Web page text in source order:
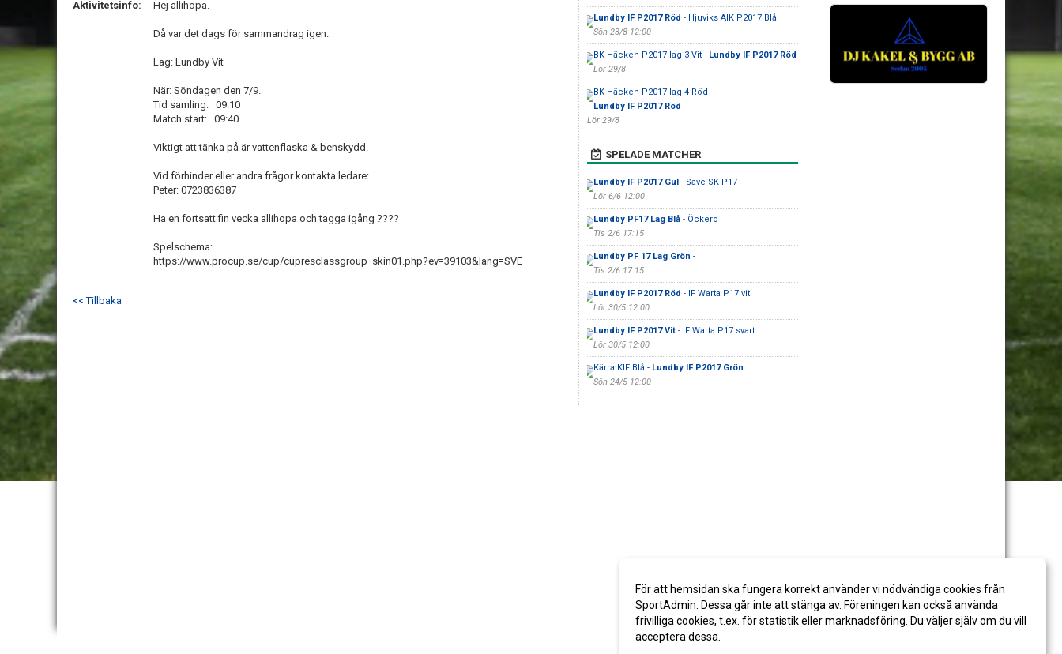
Aktivitetsinfo:
Hej allihopa.
Då var det dags för sammandrag igen.
Lag: Lundby Vit
När: Söndagen den 7/9.
Tid samling: 09:10
Match start: 09:40
Viktigt att tänka på är vattenflaska & benskydd.
Vid förhinder eller andra frågor kontakta ledare:
Peter: 0723836387
Ha en fortsatt fin vecka allihopa och tagga igång ????
Spelschema:
https://www.procup.se/cup/cupresclassgroup_skin01.php?ev=39103&lang=SVE
<< Tillbaka
Lundby IF P2017 Röd - Hjuviks AIK P2017 Blå
Sön 23/8 12:00
BK Häcken P2017 lag 3 Vit - Lundby IF P2017 Röd
Lör 29/8
BK Häcken P2017 lag 4 Röd -
Lundby IF P2017 Röd
Lör 29/8
SPELADE MATCHER
Lundby IF P2017 Gul- Säve SK P17
Lör 6/6 12:00
Lundby PF17 Lag Blå- Öckerö
Tis 2/6 17:15
Lundby PF 17 Lag Grön -
Tis 2/6 17:15
Lundby IF P2017 Röd - IF Warta P17 vit
Lör 30/5 12:00
Lundby IF P2017 Vit- IF Warta P17 svart
Lör 30/5 12:00
Kärra KIF Blå - Lundby IF P2017 Grön
Sön 24/5 12:00
För att hemsidan ska fungera korrekt använder vi nödvändiga cookies från
SportAdmin. Dessa går inte att stänga av. Föreningen kan också använda
frivilliga cookies, t.ex. för statistik eller marknadsföring. Du väljer själv om du vill
acceptera dessa.